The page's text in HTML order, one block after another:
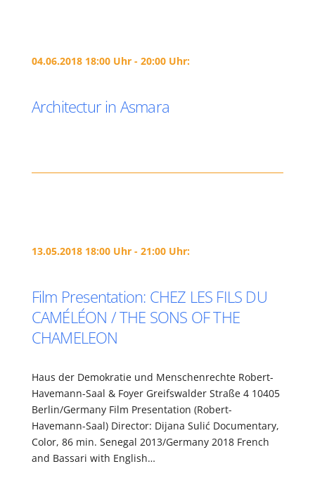
04.06.2018 18:00 Uhr - 20:00 Uhr:
Architectur in Asmara
13.05.2018 18:00 Uhr - 21:00 Uhr:
Film Presentation: CHEZ LES FILS DU
CAMÉLÉON / THE SONS OF THE
CHAMELEON
Haus der Demokratie und Menschenrechte Robert-
Havemann-Saal & Foyer Greifswalder Straße 4 10405
Berlin/Germany Film Presentation (Robert-
Havemann-Saal) Director: Dijana Sulić Documentary,
Color, 86 min. Senegal 2013/Germany 2018 French
and Bassari with English…